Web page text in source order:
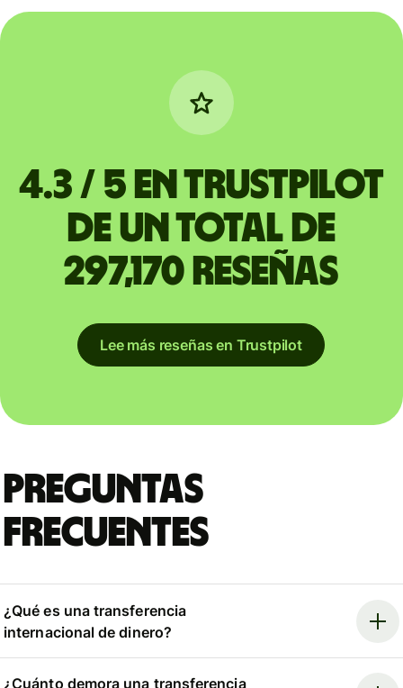
4.3 / 5 en Trustpilot
de un total de
297,170 reseñas
Lee más reseñas en Trustpilot
Preguntas
frecuentes
¿Qué es una transferencia
internacional de dinero?
¿Cuánto demora una transferencia